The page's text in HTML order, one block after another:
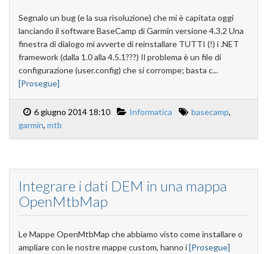
Segnalo un bug (e la sua risoluzione) che mi è capitata oggi
lanciando il software BaseCamp di Garmin versione 4.3.2 Una
finestra di dialogo mi avverte di reinstallare TUTTI (!) i .NET
framework (dalla 1.0 alla 4.5.1???) Il problema è un file di
configurazione (user.config) che si corrompe; basta c...
[Prosegue]
6 giugno 2014 18:10 Informatica basecamp,
garmin, mtb
Integrare i dati DEM in una mappa
OpenMtbMap
Le Mappe OpenMtbMap che abbiamo visto come installare o
ampliare con le nostre mappe custom, hanno i[Prosegue]